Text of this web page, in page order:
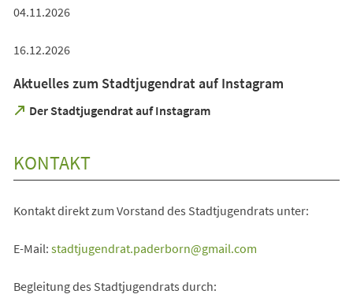
04.11.2026
16.12.2026
Aktuelles zum Stadtjugendrat auf Instagram
Der Stadtjugendrat auf Instagram
(Öffnet
neuen
Tab)
KONTAKT
Kontakt direkt zum Vorstand des Stadtjugendrats unter:
E-Mail: stadtjugendrat.paderborn gmail com
Begleitung des Stadtjugendrats durch: